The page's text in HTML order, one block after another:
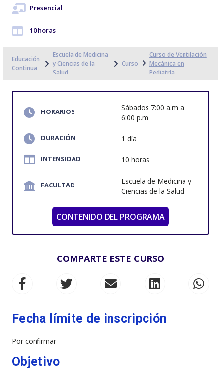
Presencial
10 horas
Educación
Continua
Escuela de Medicina
y Ciencias de la
Salud
Curso
Curso de Ventilación
Mecánica en
Pediatría
HORARIOS
Sábados 7:00 a.m a
6:00 p.m
DURACIÓN 1 día
INTENSIDAD 10 horas
FACULTAD
Escuela de Medicina y
Ciencias de la Salud
CONTENIDO DEL PROGRAMA
COMPARTE ESTE CURSO
Fecha límite de inscripción
Por confirmar
Objetivo